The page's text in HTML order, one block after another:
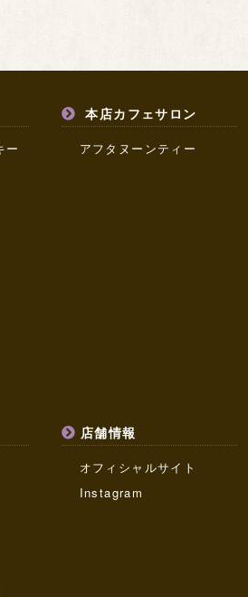
ー
本店カフェサロン
アフタヌーンティー
店舗情報
オフィシャルサイト
Instagram